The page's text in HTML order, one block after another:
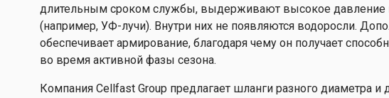
длительным сроком службы, выдерживают высокое
(например, УФ-лучи). Внутри них не появляются водоросли.
обеспечивает армирование, благодаря чему он получает
во время активной фазы сезона.
Компания Cellfast Group предлагает шланги разного диаметра